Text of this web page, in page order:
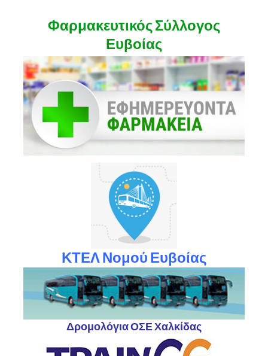
Φαρμακευτικός Σύλλογος
Ευβοίας
ΚΤΕΛ Νομού Ευβοίας
Δρομολόγια ΟΣΕ Χαλκίδας